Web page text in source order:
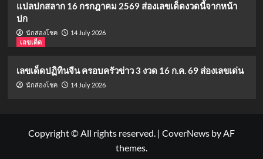
แปลปกสลาก 16 กรกฎาคม 2569 ส่องเลขเด็ดงวดนี้จากหน้า
ปก
นักส่องโชค
14 July 2026
เลขเด็ด
เลขเด็ดปฏิทินจีน ครอบครัวข่าว 3 งวด 16 ก.ค. 69 ส่องเลขเด่น
นักส่องโชค 14 July 2026
Copyright © All rights reserved. | CoverNews by AF
themes.